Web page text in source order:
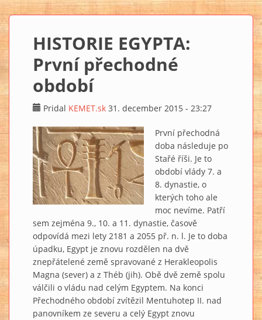
HISTORIE EGYPTA:
První přechodné
období
Pridal KEMET.sk 31. december 2015 - 23:27
První přechodná
doba následuje po
Stařé říši. Je to
období vlády 7. a
8. dynastie, o
kterých toho ale
moc nevíme. Patří
sem zejména 9., 10. a 11. dynastie, časově
odpovídá mezi lety 2181 a 2055 př. n. l. Je to doba
úpadku, Egypt je znovu rozdělen na dvě
znepřátelené země spravované z Herakleopolis
Magna (sever) a z Théb (jih). Obě dvě země spolu
válčili o vládu nad celým Egyptem. Na konci
Přechodného období zvítězil Mentuhotep II. nad
panovníkem ze severu a celý Egypt znovu